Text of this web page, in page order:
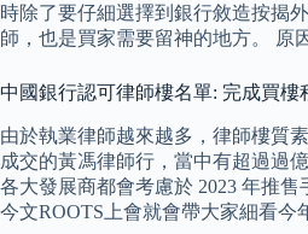
時除了要仔細選擇到銀行敘造按揭
師，也是買家需要留神的地方。 原
中國銀行認可律師樓名單: 完成買樓
由於執業律師越來越多，律師樓質
成交的黃馮律師行，當中有超過過
各大發展商都會考慮於 2023 年推
今文ROOTS上會就會帶大家細看今